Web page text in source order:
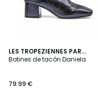
LES TROPEZIENNES PAR
M.BELARBI
Botines de tacón Daniela
79.99 €
4,2
/ 5